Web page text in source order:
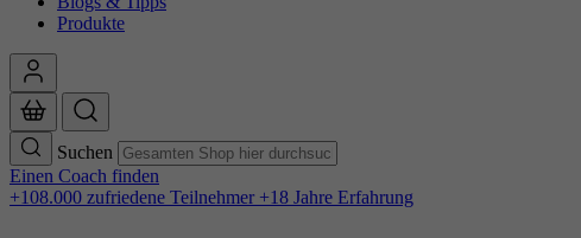
Produkte
Suchen
Einen Coach finden
+108.000 zufriedene Teilnehmer +18 Jahre Erfahrung